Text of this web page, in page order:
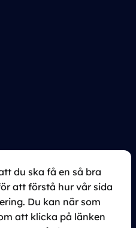
du ska få en så bra
att förstå hur vår sida
Du kan när som
att klicka på länken